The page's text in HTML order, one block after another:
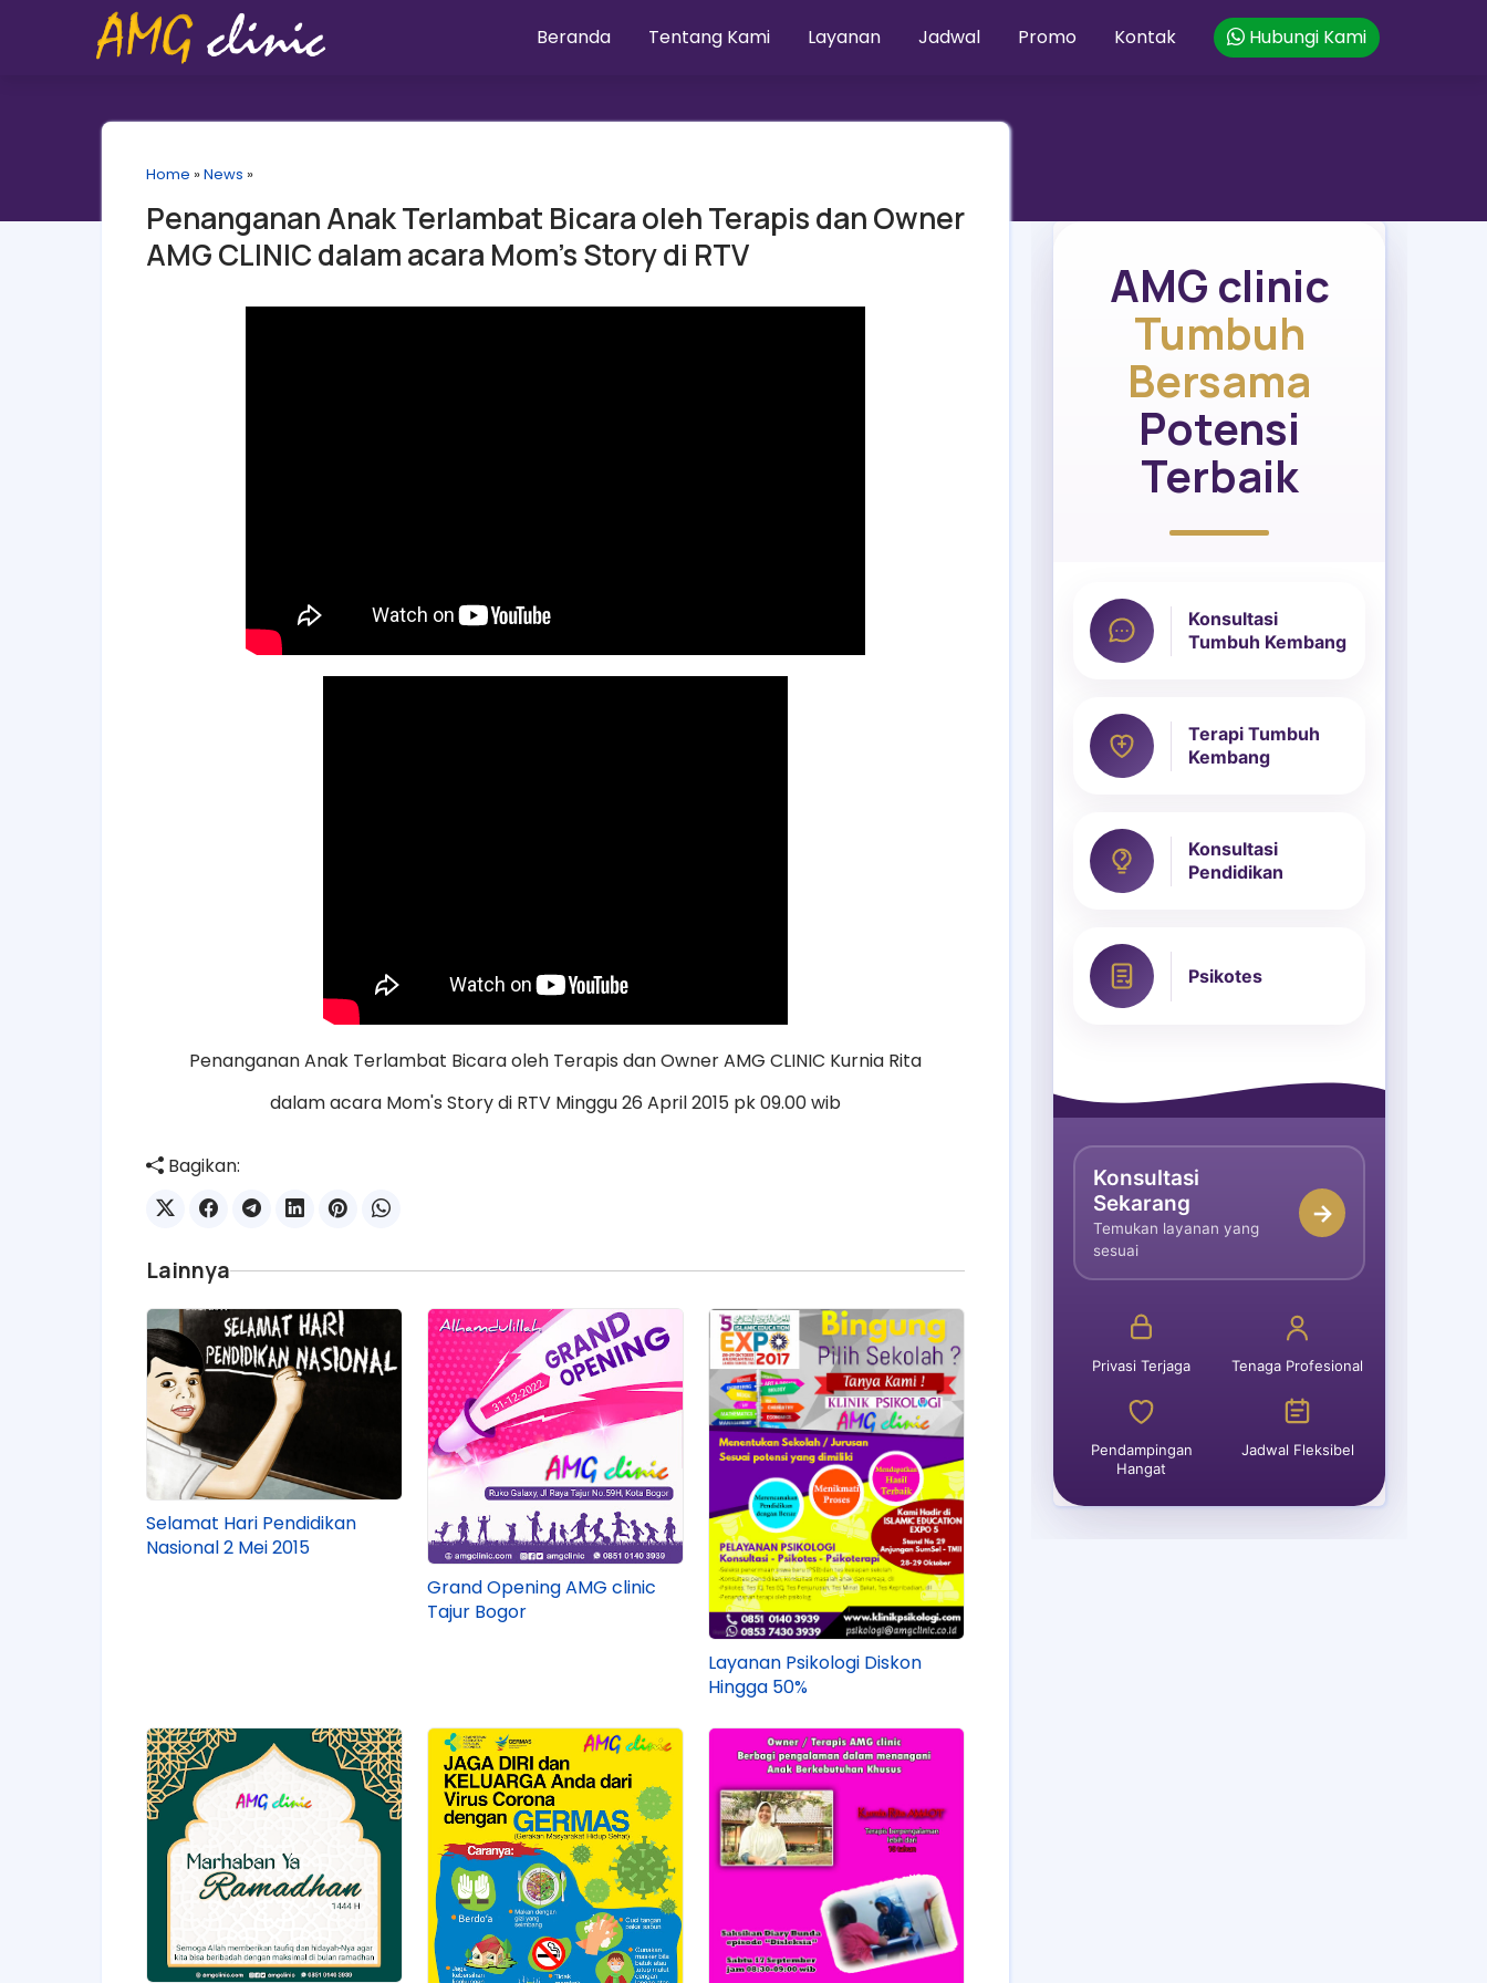
Beranda Tentang Kami Layanan Jadwal Promo Kontak Hubungi Kami
Home »News »
Penanganan Anak Terlambat Bicara oleh Terapis dan Owner
AMG CLINIC dalam acara Mom's Story di RTV
Penanganan Anak Terlambat Bicara oleh Terapis dan Owner AMG CLINIC Kurnia Rita
dalam acara Mom's Story di RTV Minggu 26 April 2015 pk 09.00 wib
Bagikan:
Lainnya
Selamat Hari Pendidikan
Nasional 2 Mei 2015
Grand Opening AMG clinic
Tajur Bogor
Layanan Psikologi Diskon
Hingga 50%
AMG clinic
Tumbuh
Bersama
Potensi
Terbaik
Konsultasi
Tumbuh Kembang
Terapi Tumbuh
Kembang
Konsultasi
Pendidikan
Psikotes
Konsultasi
Sekarang
Temukan layanan yang
sesuai
→
Privasi Terjaga Tenaga Profesional
Pendampingan
Hangat
Jadwal Fleksibel